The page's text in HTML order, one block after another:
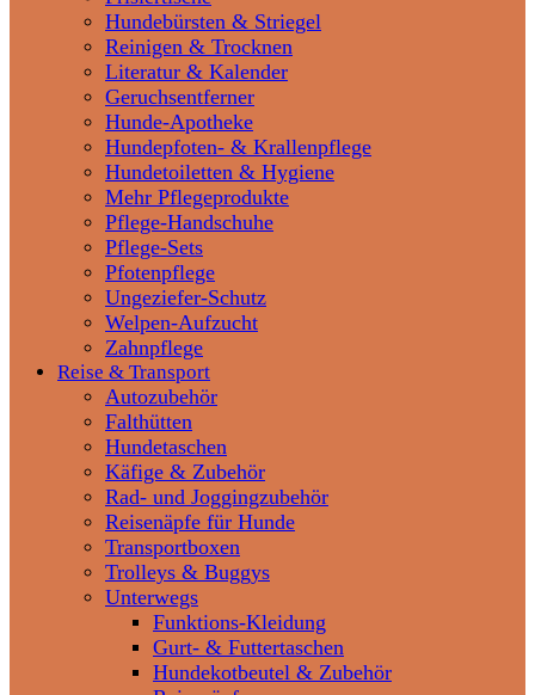
Hundebürsten & Striegel
Reinigen & Trocknen
Literatur & Kalender
Geruchsentferner
Hunde-Apotheke
Hundepfoten- & Krallenpflege
Hundetoiletten & Hygiene
Mehr Pflegeprodukte
Pflege-Handschuhe
Pflege-Sets
Pfotenpflege
Ungeziefer-Schutz
Welpen-Aufzucht
Zahnpflege
Reise & Transport
Autozubehör
Falthütten
Hundetaschen
Käfige & Zubehör
Rad- und Joggingzubehör
Reisenäpfe für Hunde
Transportboxen
Trolleys & Buggys
Unterwegs
Funktions-Kleidung
Gurt- & Futtertaschen
Hundekotbeutel & Zubehör